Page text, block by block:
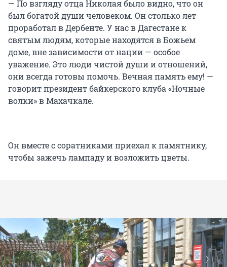
— По взгляду отца Николая было видно, что он
был богатой души человеком. Он столько лет
проработал в Дербенте. У нас в Дагестане к
святым людям, которые находятся в Божьем
доме, вне зависимости от нации — особое
уважение. Это люди чистой души и отношений,
они всегда готовы помочь. Вечная память ему! —
говорит президент байкерского клуба «Ночные
волки» в Махачкале.
Он вместе с соратниками приехал к памятнику,
чтобы зажечь лампаду и возложить цветы.